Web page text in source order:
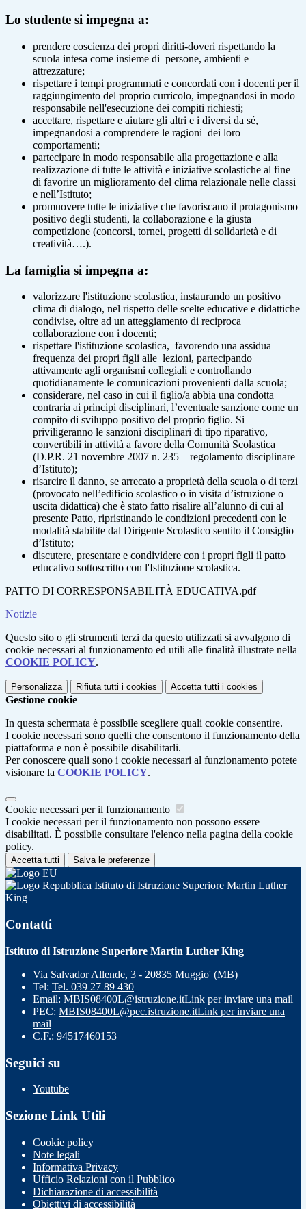
Lo studente si impegna a:
prendere coscienza dei propri diritti-doveri rispettando la
scuola intesa come insieme di persone, ambienti e
attrezzature;
rispettare i tempi programmati e concordati con i docenti per il
raggiungimento del proprio curricolo, impegnandosi in modo
responsabile nell'esecuzione dei compiti richiesti;
accettare, rispettare e aiutare gli altri e i diversi da sé,
impegnandosi a comprendere le ragioni dei loro
comportamenti;
partecipare in modo responsabile alla progettazione e alla
realizzazione di tutte le attività e iniziative scolastiche al fine
di favorire un miglioramento del clima relazionale nelle classi
e nell’Istituto;
promuovere tutte le iniziative che favoriscano il protagonismo
positivo degli studenti, la collaborazione e la giusta
competizione (concorsi, tornei, progetti di solidarietà e di
creatività….).
La famiglia si impegna a:
valorizzare l'istituzione scolastica, instaurando un positivo
clima di dialogo, nel rispetto delle scelte educative e didattiche
condivise, oltre ad un atteggiamento di reciproca
collaborazione con i docenti;
rispettare l'istituzione scolastica, favorendo una assidua
frequenza dei propri figli alle lezioni, partecipando
attivamente agli organismi collegiali e controllando
quotidianamente le comunicazioni provenienti dalla scuola;
considerare, nel caso in cui il figlio/a abbia una condotta
contraria ai principi disciplinari, l’eventuale sanzione come un
compito di sviluppo positivo del proprio figlio. Si
priviligeranno le sanzioni disciplinari di tipo riparativo,
convertibili in attività a favore della Comunità Scolastica
(D.P.R. 21 novembre 2007 n. 235 – regolamento disciplinare
d’Istituto);
risarcire il danno, se arrecato a proprietà della scuola o di terzi
(provocato nell’edificio scolastico o in visita d’istruzione o
uscita didattica) che è stato fatto risalire all’alunno di cui al
presente Patto, ripristinando le condizioni precedenti con le
modalità stabilite dal Dirigente Scolastico sentito il Consiglio
d’Istituto;
discutere, presentare e condividere con i propri figli il patto
educativo sottoscritto con l'Istituzione scolastica.
PATTO DI CORRESPONSABILITÀ EDUCATIVA.pdf
Notizie
Questo sito o gli strumenti terzi da questo utilizzati si avvalgono di
cookie necessari al funzionamento ed utili alle finalità illustrate nella
COOKIE POLICY.
Personalizza Rifiuta tutti i cookies Accetta tutti i cookies
Gestione cookie
In questa schermata è possibile scegliere quali cookie consentire.
I cookie necessari sono quelli che consentono il funzionamento della
piattaforma e non è possibile disabilitarli.
Per conoscere quali sono i cookie necessari al funzionamento potete
visionare la COOKIE POLICY.
Cookie necessari per il funzionamento
I cookie necessari per il funzionamento non possono essere
disabilitati. È possibile consultare l'elenco nella pagina della cookie
policy.
Accetta tutti Salva le preferenze
Istituto di Istruzione Superiore Martin Luther
King
Contatti
Istituto di Istruzione Superiore Martin Luther King
Via Salvador Allende, 3 - 20835 Muggio' (MB)
Tel: Tel. 039 27 89 430
Email: MBIS08400L@istruzione.itLink per inviare una mail
PEC: MBIS08400L@pec.istruzione.itLink per inviare una
mail
C.F.: 94517460153
Seguici su
Youtube
Sezione Link Utili
Cookie policy
Note legali
Informativa Privacy
Ufficio Relazioni con il Pubblico
Dichiarazione di accessibilità
Obiettivi di accessibilità